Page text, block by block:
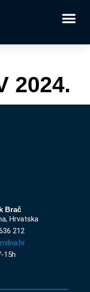
2024.
Brač
Hrvatska
212
15h